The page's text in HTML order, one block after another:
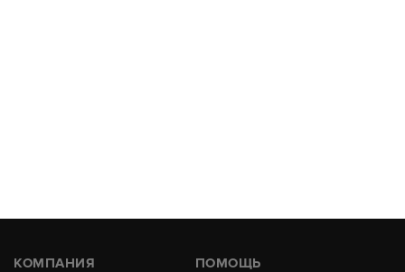
КОМПАНИЯ ПОМОЩЬ